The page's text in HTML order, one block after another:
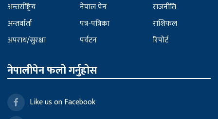
अन्तर्राष्ट्रिय
अन्तर्वार्ता
अपराध/सुरक्षा
नेपाल पेन
पत्र-पत्रिका
पर्यटन
राजनीति
राशिफल
रिपोर्ट
नेपालीपेन फलो गर्नुहोस
Like us on Facebook